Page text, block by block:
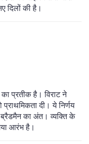
दिलों की है।
प्रतीक है। विराट ने
दी। ये निर्णय
ब्रैडमैन का अंत। व्यक्ति के
आरंभ है।